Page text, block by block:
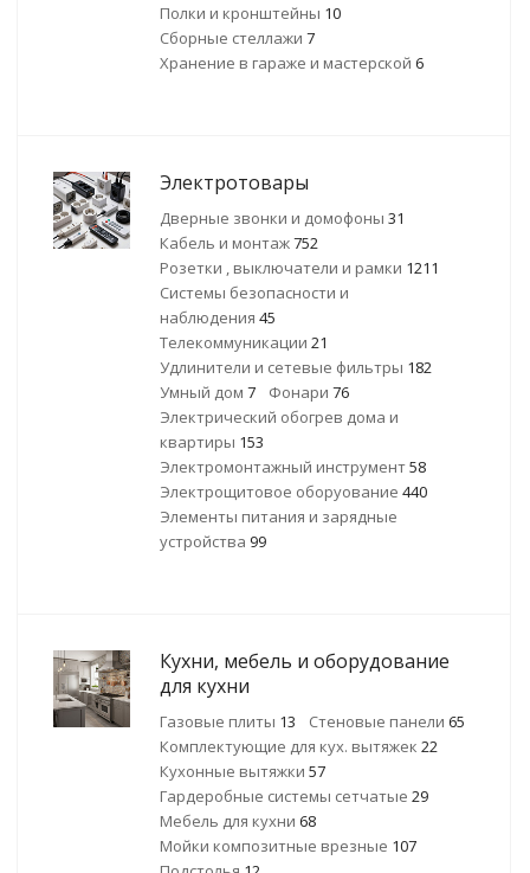
Полки и кронштейны 10
Сборные стеллажи 7
Хранение в гараже и мастерской 6
Электротовары
Дверные звонки и домофоны 31
Кабель и монтаж752
Розетки , выключатели и рамки 1211
Системы безопасности и
наблюдения 45
Телекоммуникации 21
Удлинители и сетевые фильтры 182
Умный дом 7 Фонари 76
Электрический обогрев дома и
квартиры 153
Электромонтажный инструмент58
Электрощитовое оборуование 440
Элементы питания и зарядные
устройства 99
Кухни, мебель и оборудование
для кухни
Газовые плиты 13 Стеновые панели 65
Комплектующие для кух. вытяжек 22
Кухонные вытяжки 57
Гардеробные системы сетчатые 29
Мебель для кухни 68
Мойки композитные врезные 107